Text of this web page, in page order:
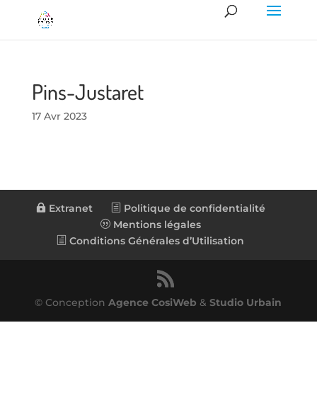
Pins-Justaret
17 Avr 2023
Extranet
Politique de confidentialité
Mentions légales
Conditions Générales d’Utilisation
© ConceptionAgence CosiWeb &Studio Urbain